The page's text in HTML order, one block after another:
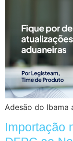
Adesão do Ibama
Importação